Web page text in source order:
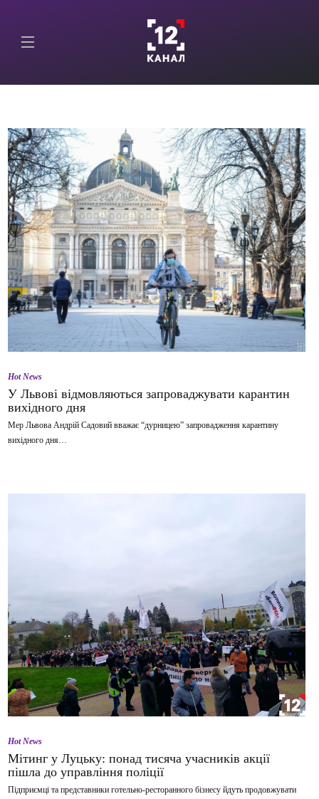
Hot News
У Львові відмовляються запроваджувати карантин
вихідного дня
Мер Львова Андрій Садовий вважає “дурницею” запровадження карантину
вихідного дня…
Hot News
Мітинг у Луцьку: понад тисяча учасників акції
пішла до управління поліції
Підприємці та представники готельно-ресторанного бізнесу йдуть продовжувати